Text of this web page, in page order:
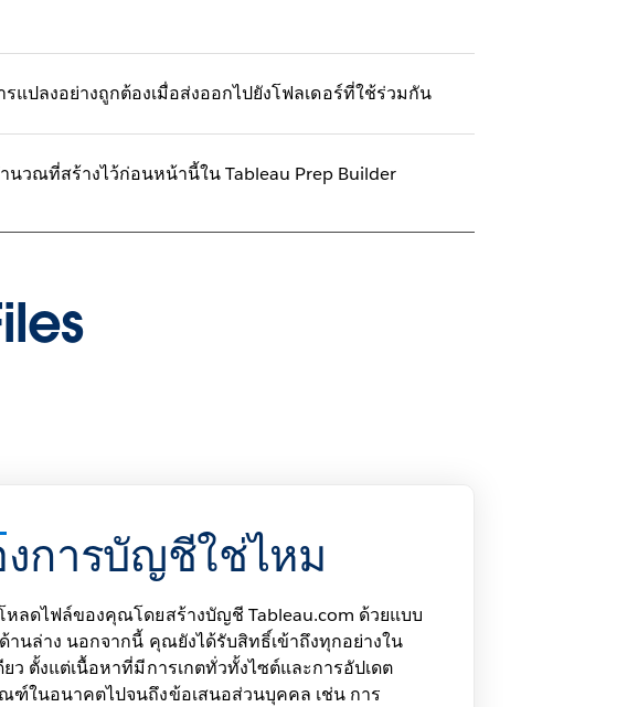
แปลงอย่างถูกต้องเมื่อส่งออกไปยังโฟลเดอร์ที่ใช้ร่วมกัน
วณที่สร้างไว้ก่อนหน้านี้ใน Tableau Prep Builder
การบัญชีใช่ไหม
หลดไฟล์ของคุณโดยสร้างบัญชี Tableau.com ด้วยแบบ
านล่าง นอกจากนี้ คุณยังได้รับสิทธิ์เข้าถึงทุกอย่างใน
ยว ตั้งแต่เนื้อหาที่มีการเกตทั่วทั้งไซต์และการอัปเดต
ฑ์ในอนาคตไปจนถึงข้อเสนอส่วนบุคคล เช่น การ